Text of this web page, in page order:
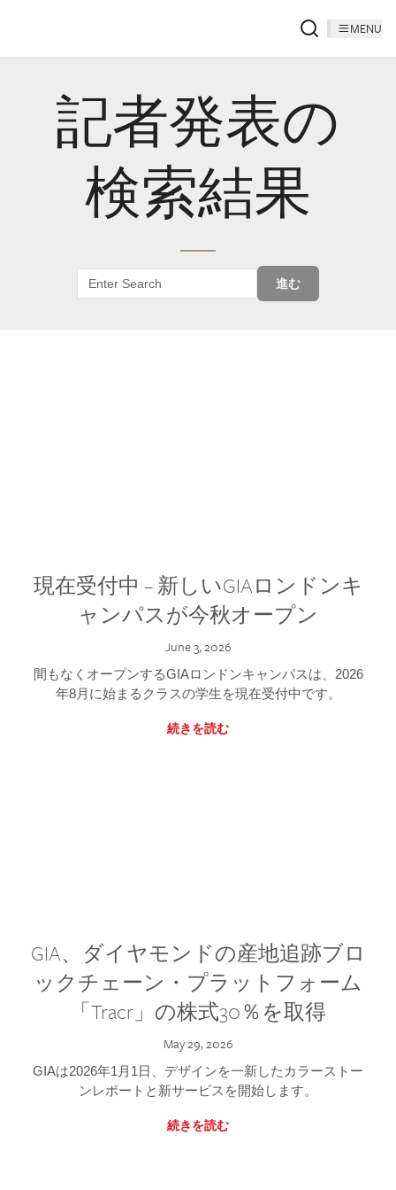
MENU
記者発表の
検索結果
進む
現在受付中 – 新しいGIAロンドンキ
ャンパスが今秋オープン
June 3, 2026
間もなくオープンするGIAロンドンキャンパスは、2026
年8月に始まるクラスの学生を現在受付中です。
続きを読む
GIA、ダイヤモンドの産地追跡ブロ
ックチェーン・プラットフォーム
「Tracr」の株式30％を取得
May 29, 2026
GIAは2026年1月1日、デザインを一新したカラーストー
ンレポートと新サービスを開始します。
続きを読む